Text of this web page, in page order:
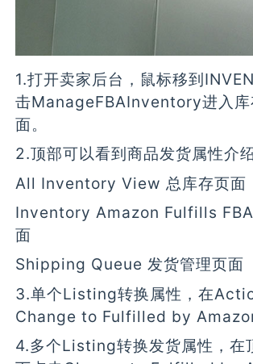
1.打开卖家后台，鼠标移到
击ManageFBAInventory进入库
面。
2.顶部可以看到商品发货属性介绍
All Inventory View 总库存页面
Inventory Amazon Fulfills FBA
面
Shipping Queue 发货管理页面
3.单个Listing转换属性，在
Change to Fulfilled by
4.多个Listing转换发货属性，在